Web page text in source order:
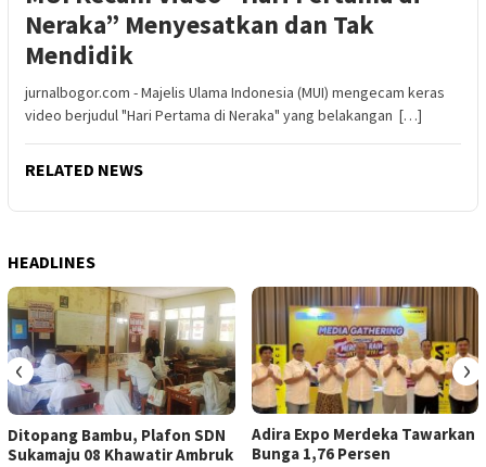
Neraka” Menyesatkan dan Tak
Mendidik
jurnalbogor.com - Majelis Ulama Indonesia (MUI) mengecam keras
video berjudul "Hari Pertama di Neraka" yang belakangan […]
RELATED NEWS
HEADLINES
Ditopang Bambu, Plafon SDN
Sukamaju 08 Khawatir Ambruk
Adira Expo Merdeka Tawarkan
Bunga 1,76 Persen
‹ ›